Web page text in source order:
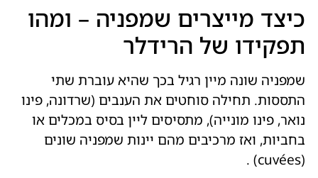
כיצד מייצרים שמפניה – ומהו
תפקידו של הרידלר
שמפניה שונה מיין רגיל בכך שהיא עוברת שתי
התססות. תחילה סוחטים את הענבים (שרדונה, פינו
נואר, פינו מונייה), מתסיסים ליין בסיס במכלים או
בחביות, ואז מרכיבים מהם יינות שמפניה שונים
(cuvées) .